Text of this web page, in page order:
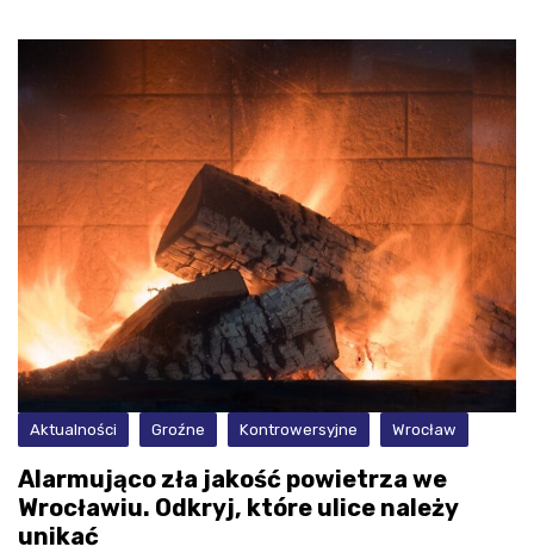
Aktualności Groźne Kontrowersyjne Wrocław
Alarmująco zła jakość powietrza we
Wrocławiu. Odkryj, które ulice należy
unikać